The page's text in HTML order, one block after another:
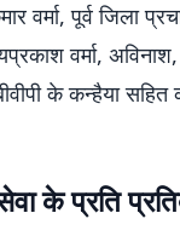
वर्मा, पूर्व जिला
वर्मा,
के कन्हैया
के प्रति